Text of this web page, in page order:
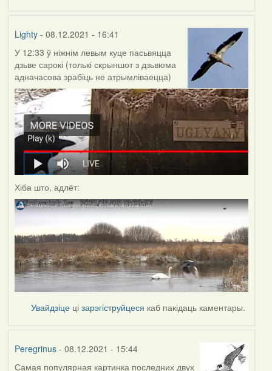
Lighty- 08.12.2021 - 16:41
У 12:33 ў ніжнім левым куце пасьвяцца
дзьве сарокі (толькі скрыншот з дзьвюма
адначасова зрабіць не атрымліваецца)
Хіба што, адлёт:
Увайдзіце цізарэгіструйцеся каб пакідаць каментары.
Peregrinus- 08.12.2021 - 15:44
Самая популярная картинка последних двух